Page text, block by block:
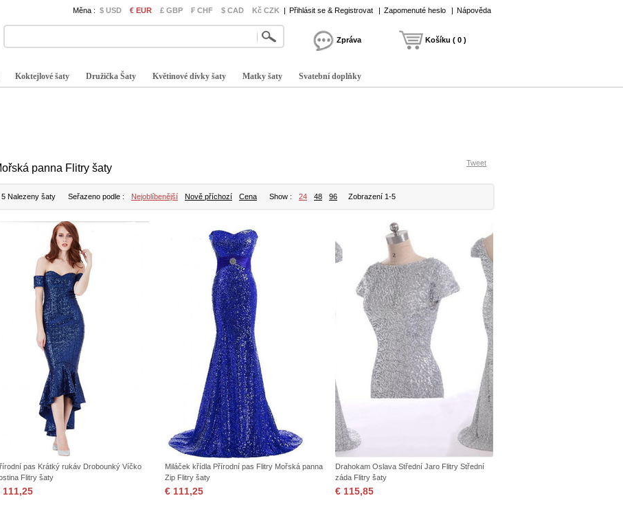
Měna : $ USD € EUR £ GBP ₣ CHF $ CAD Kč CZK | Přihlásit se & Registrovat | Zapomenuté heslo | Nápověda
Zpráva Košíku ( 0 )
Koktejlové šaty Družička Šaty Květinové dívky šaty Matky šaty Svatební doplňky
panna Flitry šaty Tweet
5 Nalezeny šaty Seřazeno podle : Nejoblíbenější Nově příchozí Cena Show : 24 48 96 Zobrazení 1-5
pas Krátký rukáv Drobounký Víčko
Flitry šaty
111,25
Miláček křídla Přírodní pas Flitry Mořská panna
Zip Flitry šaty
€ 111,25
Drahokam Oslava Střední Jaro Flitry Střední
záda Flitry šaty
€ 115,85